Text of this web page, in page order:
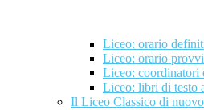
Liceo: orario
Liceo: orario
Liceo: coordinatori
Liceo: libri di testo
Il Liceo Classico di